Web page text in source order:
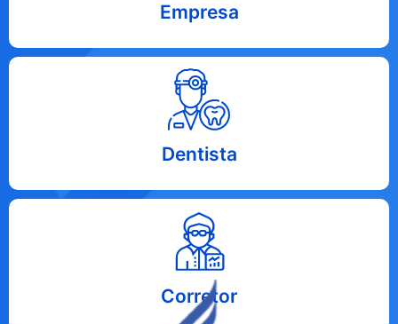
Empresa
Dentista
Acesse agora
Corretor
Acesse agora
CLICANDO AQUI